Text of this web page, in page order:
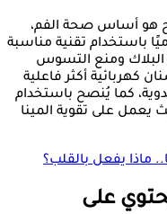
هو أساس صحة الفم،
باستخدام تقنية مناسبة
البلاك ومنع التسوس
كهربائية أكثر فاعلية
كما يُنصح باستخدام
يعمل على تقوية المينا
ماذا يفعل بالقلب؟
على